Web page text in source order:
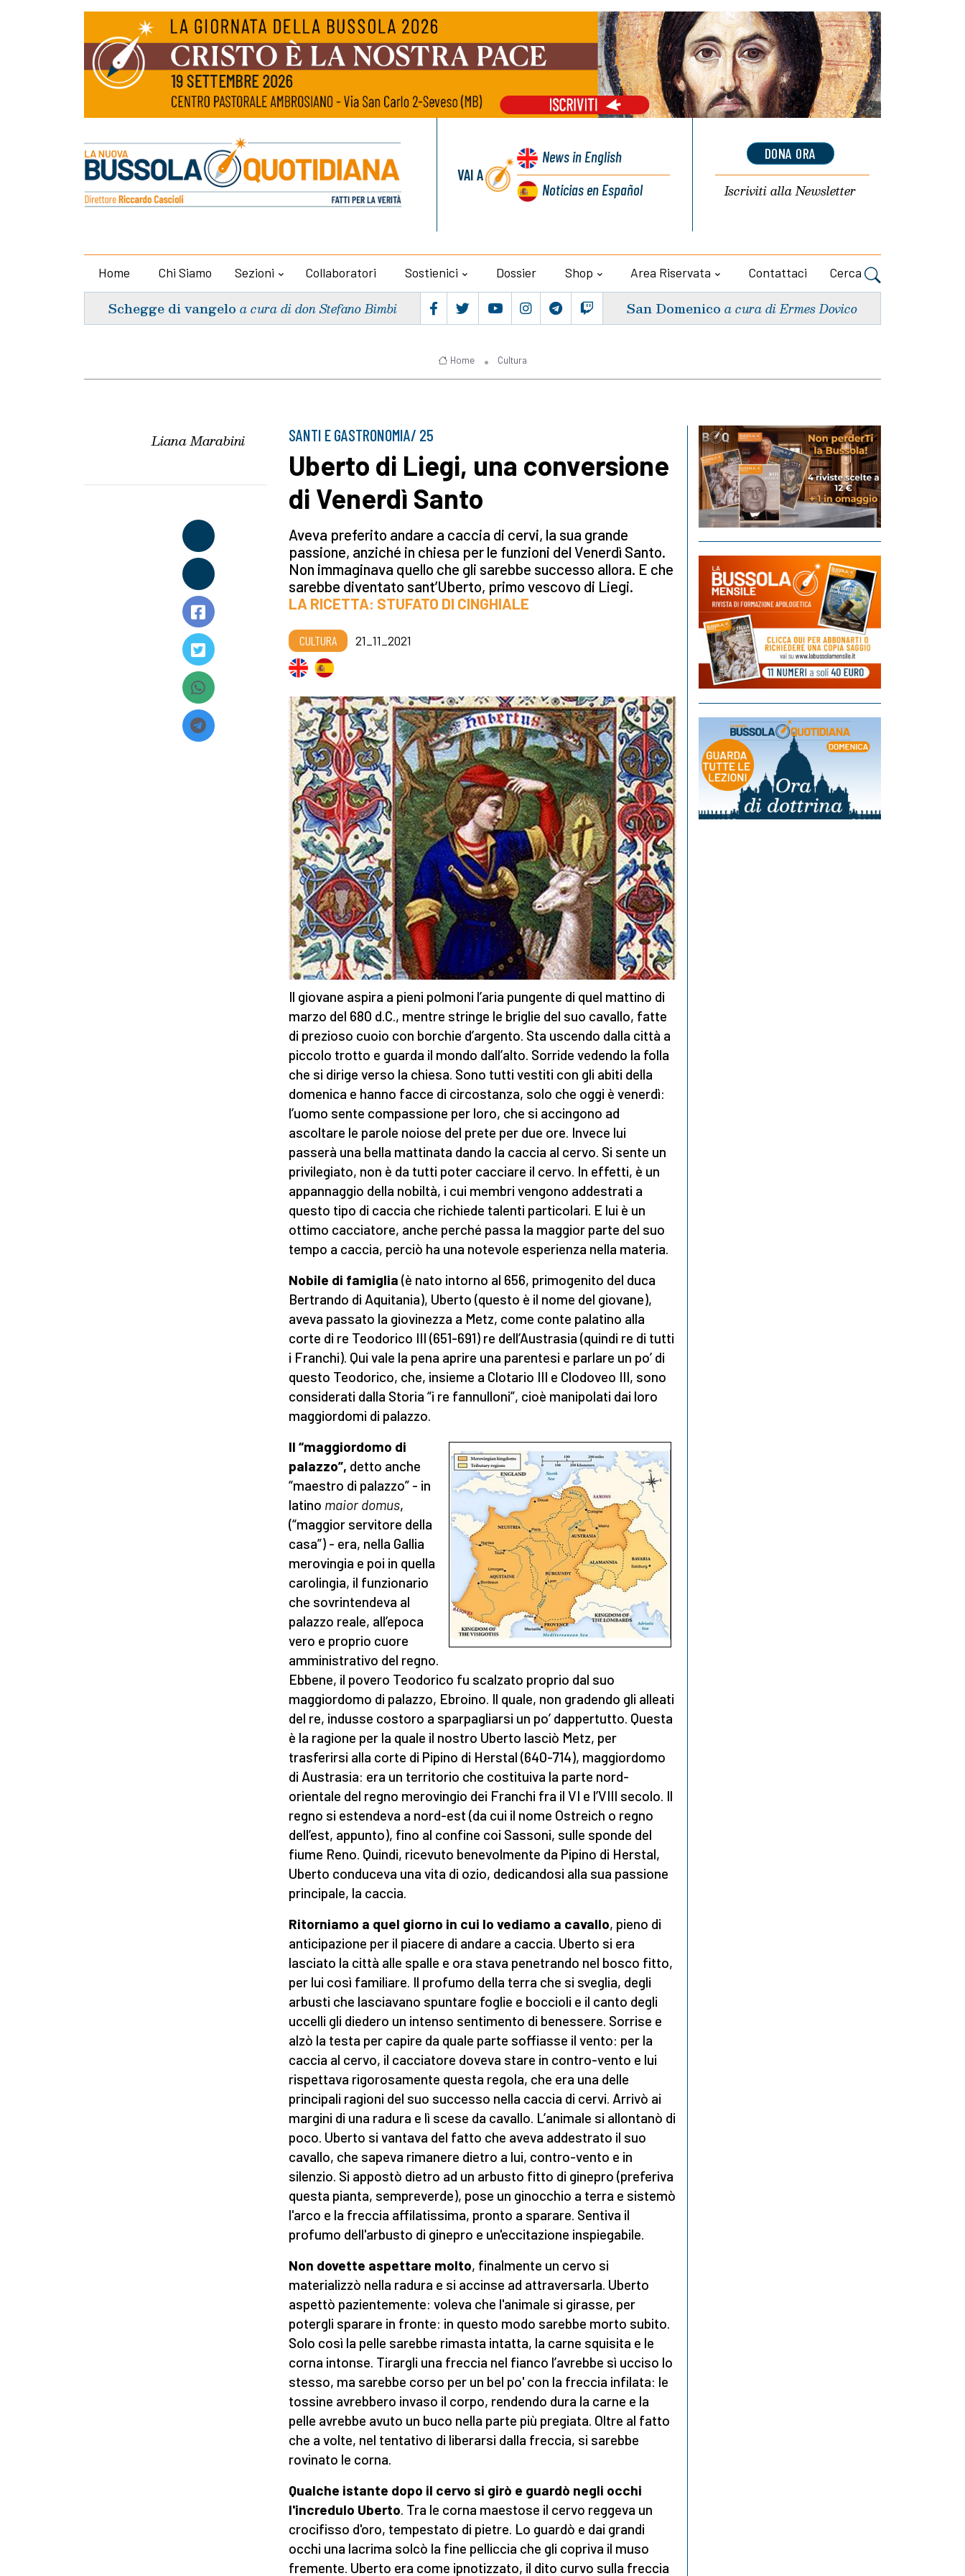
VAI A
Newsin English
Noticiasen Español
DONA ORA
Iscriviti allaNewsletter
Home Chi Siamo Sezioni Collaboratori Sostienici Dossier Shop Area Riservata Contattaci Cerca
Schegge di vangelo a cura di don Stefano Bimbi San Domenico a cura di Ermes Dovico
Home Cultura
Liana Marabini SANTI E GASTRONOMIA/ 25
Uberto di Liegi, una conversione
di Venerdì Santo
Aveva preferito andare a caccia di cervi, la sua grande
passione, anziché in chiesa per le funzioni del Venerdì Santo.
Non immaginava quello che gli sarebbe successo allora. E che
sarebbe diventato sant’Uberto, primo vescovo di Liegi.
LA RICETTA: STUFATO DI CINGHIALE
CULTURA 21_11_2021
Il giovane aspira a pieni polmoni l’aria pungente di quel mattino di
marzo del 680 d.C., mentre stringe le briglie del suo cavallo, fatte
di prezioso cuoio con borchie d’argento. Sta uscendo dalla città a
piccolo trotto e guarda il mondo dall’alto. Sorride vedendo la folla
che si dirige verso la chiesa. Sono tutti vestiti con gli abiti della
domenica e hanno facce di circostanza, solo che oggi è venerdì:
l’uomo sente compassione per loro, che si accingono ad
ascoltare le parole noiose del prete per due ore. Invece lui
passerà una bella mattinata dando la caccia al cervo. Si sente un
privilegiato, non è da tutti poter cacciare il cervo. In effetti, è un
appannaggio della nobiltà, i cui membri vengono addestrati a
questo tipo di caccia che richiede talenti particolari. E lui è un
ottimo cacciatore, anche perché passa la maggior parte del suo
tempo a caccia, perciò ha una notevole esperienza nella materia.
Nobile di famiglia (è nato intorno al 656, primogenito del duca
Bertrando di Aquitania), Uberto (questo è il nome del giovane),
aveva passato la giovinezza a Metz, come conte palatino alla
corte di re Teodorico III (651-691) re dell’Austrasia (quindi re di tutti
i Franchi). Qui vale la pena aprire una parentesi e parlare un po’ di
questo Teodorico, che, insieme a Clotario III e Clodoveo III, sono
considerati dalla Storia “i re fannulloni”, cioè manipolati dai loro
maggiordomi di palazzo.
Il “maggiordomo di
palazzo”, detto anche
“maestro di palazzo” - in
latino maior domus,
(“maggior servitore della
casa”) - era, nella Gallia
merovingia e poi in quella
carolingia, il funzionario
che sovrintendeva al
palazzo reale, all’epoca
vero e proprio cuore
amministrativo del regno.
Ebbene, il povero Teodorico fu scalzato proprio dal suo
maggiordomo di palazzo, Ebroino. Il quale, non gradendo gli alleati
del re, indusse costoro a sparpagliarsi un po’ dappertutto. Questa
è la ragione per la quale il nostro Uberto lasciò Metz, per
trasferirsi alla corte di Pipino di Herstal (640-714), maggiordomo
di Austrasia: era un territorio che costituiva la parte nord-
orientale del regno merovingio dei Franchi fra il VI e l’VIII secolo. Il
regno si estendeva a nord-est (da cui il nome Ostreich o regno
dell’est, appunto), fino al confine coi Sassoni, sulle sponde del
fiume Reno. Quindi, ricevuto benevolmente da Pipino di Herstal,
Uberto conduceva una vita di ozio, dedicandosi alla sua passione
principale, la caccia.
Ritorniamo a quel giorno in cui lo vediamo a cavallo, pieno di
anticipazione per il piacere di andare a caccia. Uberto si era
lasciato la città alle spalle e ora stava penetrando nel bosco fitto,
per lui così familiare. Il profumo della terra che si sveglia, degli
arbusti che lasciavano spuntare foglie e boccioli e il canto degli
uccelli gli diedero un intenso sentimento di benessere. Sorrise e
alzò la testa per capire da quale parte soffiasse il vento: per la
caccia al cervo, il cacciatore doveva stare in contro-vento e lui
rispettava rigorosamente questa regola, che era una delle
principali ragioni del suo successo nella caccia di cervi. Arrivò ai
margini di una radura e lì scese da cavallo. L’animale si allontanò di
poco. Uberto si vantava del fatto che aveva addestrato il suo
cavallo, che sapeva rimanere dietro a lui, contro-vento e in
silenzio. Si appostò dietro ad un arbusto fitto di ginepro (preferiva
questa pianta, sempreverde), pose un ginocchio a terra e sistemò
l'arco e la freccia affilatissima, pronto a sparare. Sentiva il
profumo dell'arbusto di ginepro e un'eccitazione inspiegabile.
Non dovette aspettare molto, finalmente un cervo si
materializzò nella radura e si accinse ad attraversarla. Uberto
aspettò pazientemente: voleva che l'animale si girasse, per
potergli sparare in fronte: in questo modo sarebbe morto subito.
Solo così la pelle sarebbe rimasta intatta, la carne squisita e le
corna intonse. Tirargli una freccia nel fianco l’avrebbe sì ucciso lo
stesso, ma sarebbe corso per un bel po' con la freccia infilata: le
tossine avrebbero invaso il corpo, rendendo dura la carne e la
pelle avrebbe avuto un buco nella parte più pregiata. Oltre al fatto
che a volte, nel tentativo di liberarsi dalla freccia, si sarebbe
rovinato le corna.
Qualche istante dopo il cervo si girò e guardò negli occhi
l'incredulo Uberto. Tra le corna maestose il cervo reggeva un
crocifisso d'oro, tempestato di pietre. Lo guardò e dai grandi
occhi una lacrima solcò la fine pelliccia che gli copriva il muso
fremente. Uberto era come ipnotizzato, il dito curvo sulla freccia